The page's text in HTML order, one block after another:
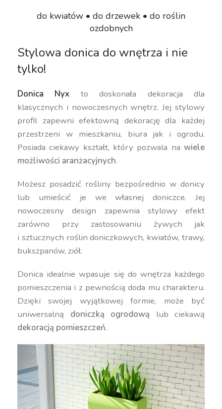
do kwiatów • do drzewek • do roślin
ozdobnych
Stylowa donica do wnętrza i nie
tylko!
Donica Nyx to doskonała dekoracja dla
klasycznych i nowoczesnych wnętrz. Jej stylowy
profil zapewni efektowną dekorację dla każdej
przestrzeni w mieszkaniu, biura jak i ogrodu.
Posiada ciekawy kształt, który pozwala na wiele
możliwości aranżacyjnych.
Możesz posadzić rośliny bezpośrednio w donicy
lub umieścić je we własnej doniczce. Jej
nowoczesny design zapewnia stylowy efekt
zarówno przy zastosowaniu żywych jak
i sztucznych roślin doniczkowych, kwiatów, trawy,
bukszpanów, ziół.
Donica idealnie wpasuje się do wnętrza każdego
pomieszczenia i z pewnością doda mu charakteru.
Dzięki swojej wyjątkowej formie, może być
uniwersalną doniczką ogrodową lub ciekawą
dekoracją pomieszczeń.